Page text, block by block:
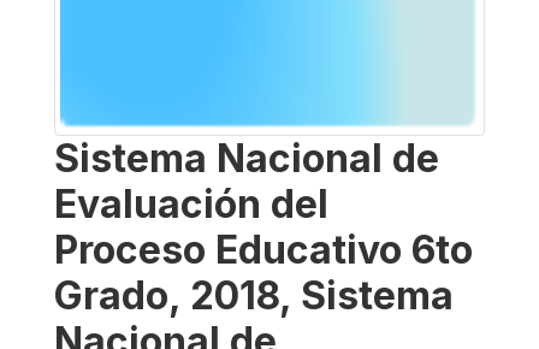
Sistema Nacional de
Evaluación del
Proceso Educativo 6to
Grado, 2018, Sistema